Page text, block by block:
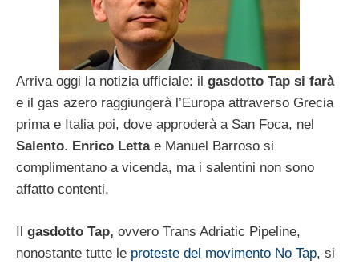
Arriva oggi la notizia ufficiale: il gasdotto Tap si farà
e il gas azero raggiungerà l’Europa attraverso Grecia
prima e Italia poi, dove approderà a San Foca, nel
Salento. Enrico Lettae Manuel Barroso si
complimentano a vicenda, ma i salentini non sono
affatto contenti.
Il gasdotto Tap, ovvero Trans Adriatic Pipeline,
nonostante tutte le proteste del movimento No Tap, si